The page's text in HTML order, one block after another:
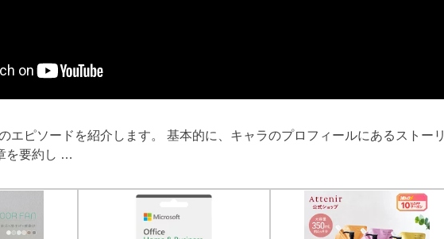
エピソードを紹介します。 基本的に、キャラのプロフィールにあるストーリ
を要約し …